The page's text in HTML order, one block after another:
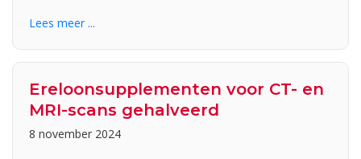
Lees meer ...
Ereloonsupplementen voor CT- en
MRI-scans gehalveerd
8 november 2024